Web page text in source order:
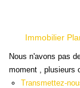
Créer
Immobilier
Nous n'avons pas
moment , plusieurs
Transmettez-